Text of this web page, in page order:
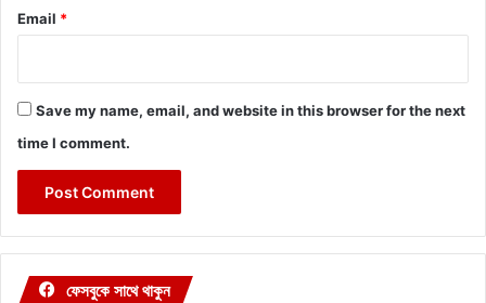
Email *
Save my name, email, and website in this browser for the next
time I comment.
ফেসবুকে সাথে থাকুন